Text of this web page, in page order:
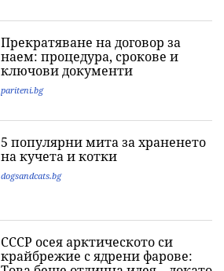
Прекратяване на договор за
наем: процедура, срокове и
ключови документи
pariteni.bg
5 популярни мита за храненето
на кучета и котки
dogsandcats.bg
СССР осея арктическото си
крайбрежие с ядрени фарове: